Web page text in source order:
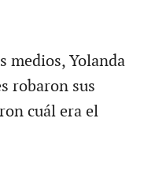
medios, Yolanda
robaron sus
cuál era el